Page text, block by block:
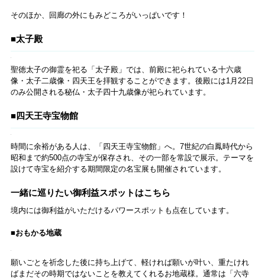
創建時に建てられ、今の塔は昭和34年（1959）に再建された八代目で
す。聖徳太子が六道利救の悲願を込めて六粒の仏舎利（釈迦の遺骨）
と六つの髪の束を塔の心中に納めたことから、「六道利救の塔」と
層部まで上がってみてください。
本堂にあたる「金堂」では、聖徳太子のご本地仏である救世観音を祀
り、四方を四天王が守護しています。中に入って参拝することができ
ます。